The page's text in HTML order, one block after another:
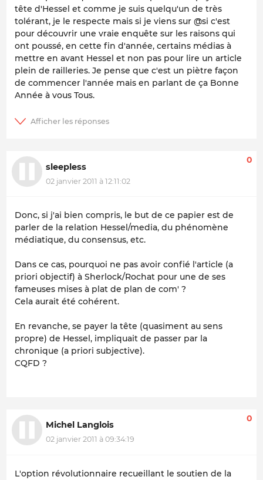
tête d'Hessel et comme je suis quelqu'un de très
tolérant, je le respecte mais si je viens sur @si c'est
pour découvrir une vraie enquête sur les raisons qui
ont poussé, en cette fin d'année, certains médias à
mettre en avant Hessel et non pas pour lire un article
plein de railleries. Je pense que c'est un piètre façon
de commencer l'année mais en parlant de ça Bonne
Année à vous Tous.
sleepless
02 janvier 2011 à 12:11:02
0
Donc, si j'ai bien compris, le but de ce papier est de
parler de la relation Hessel/media, du phénomène
médiatique, du consensus, etc.
Dans ce cas, pourquoi ne pas avoir confié l'article (a
priori objectif) à Sherlock/Rochat pour une de ses
fameuses mises à plat de plan de com' ?
Cela aurait été cohérent.
En revanche, se payer la tête (quasiment au sens
propre) de Hessel, impliquait de passer par la
chronique (a priori subjective).
CQFD ?
Michel Langlois
02 janvier 2011 à 09:34:19
0
L'option révolutionnaire recueillant le soutien de la